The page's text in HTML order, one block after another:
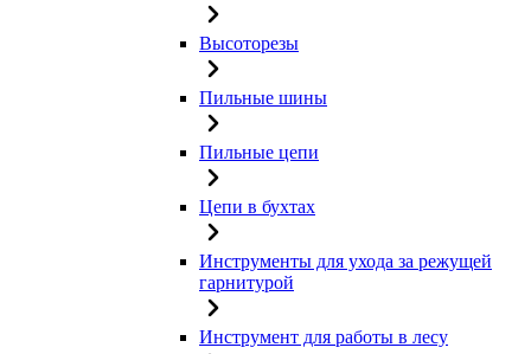
Высоторезы
Пильные шины
Пильные цепи
Цепи в бухтах
Инструменты для ухода за режущей
гарнитурой
Инструмент для работы в лесу